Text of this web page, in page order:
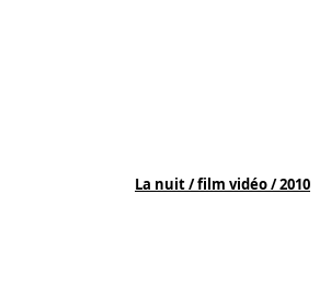
La nuit / film vidéo / 2010